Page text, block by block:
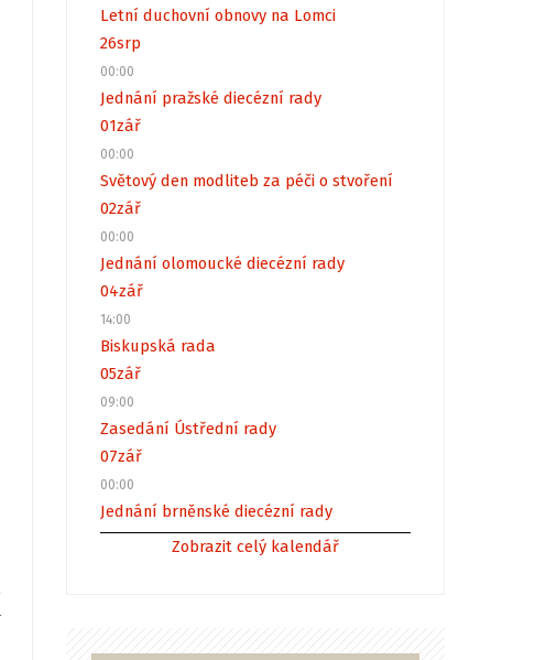
Letní duchovní obnovy na Lomci
26srp
00:00
Jednání pražské diecézní rady
01zář
00:00
Světový den modliteb za péči o stvoření
02zář
00:00
Jednání olomoucké diecézní rady
04zář
14:00
Biskupská rada
05zář
09:00
Zasedání Ústřední rady
07zář
00:00
Jednání brněnské diecézní rady
Zobrazit celý kalendář